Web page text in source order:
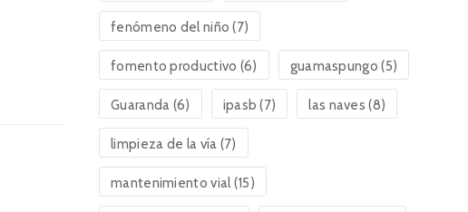
fenómeno del niño (7)
fomento productivo (6) guamaspungo (5)
Guaranda (6) ipasb (7) las naves (8)
limpieza de la vía (7)
mantenimiento vial(15)